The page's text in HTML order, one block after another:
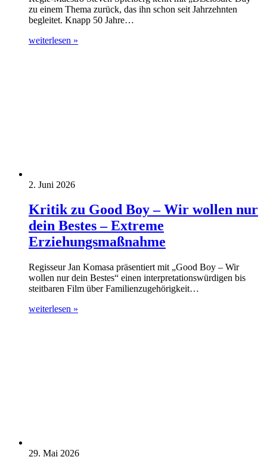
zu einem Thema zurück, das ihn schon seit Jahrzehnten
begleitet. Knapp 50 Jahre…
weiterlesen »
2. Juni 2026
Kritik zu Good Boy – Wir wollen nur
dein Bestes – Extreme
Erziehungsmaßnahme
Regisseur Jan Komasa präsentiert mit „Good Boy – Wir
wollen nur dein Bestes“ einen interpretationswürdigen bis
steitbaren Film über Familienzugehörigkeit…
weiterlesen »
29. Mai 2026